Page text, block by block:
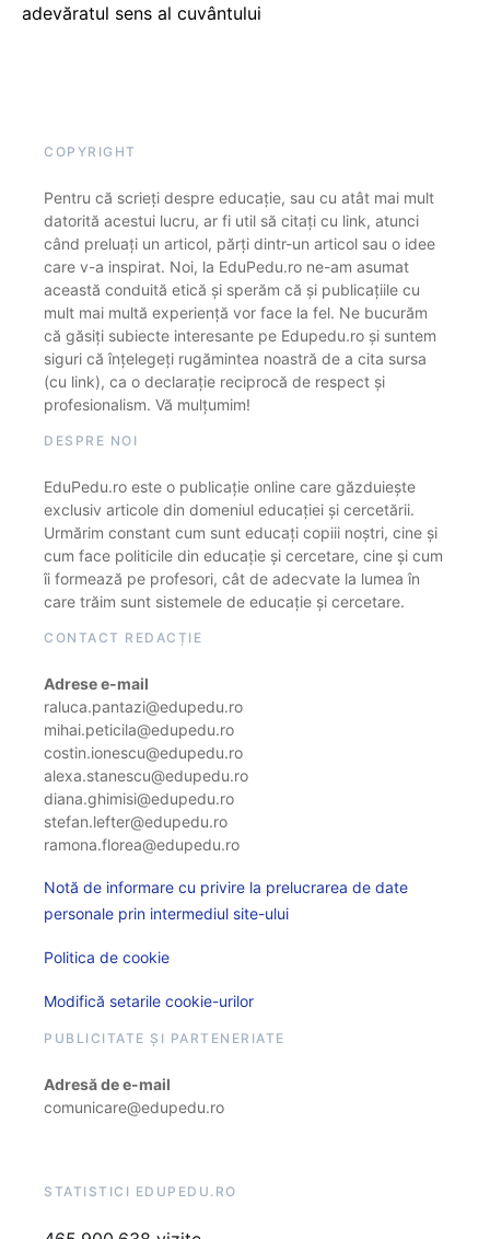
adevăratul sens al cuvântului
COPYRIGHT
Pentru că scrieți despre educație, sau cu atât mai mult
datorită acestui lucru, ar fi util să citați cu link, atunci
când preluați un articol, părți dintr-un articol sau o idee
care v-a inspirat. Noi, la EduPedu.ro ne-am asumat
această conduită etică și sperăm că și publicațiile cu
mult mai multă experiență vor face la fel. Ne bucurăm
că găsiți subiecte interesante pe Edupedu.ro și suntem
siguri că înțelegeți rugămintea noastră de a cita sursa
(cu link), ca o declarație reciprocă de respect și
profesionalism. Vă mulțumim!
DESPRE NOI
EduPedu.ro este o publicație online care găzduiește
exclusiv articole din domeniul educației și cercetării.
Urmărim constant cum sunt educați copiii noștri, cine și
cum face politicile din educație și cercetare, cine și cum
îi formează pe profesori, cât de adecvate la lumea în
care trăim sunt sistemele de educație și cercetare.
CONTACT REDACȚIE
Adrese e-mail
raluca.pantazi@edupedu.ro
mihai.peticila@edupedu.ro
costin.ionescu@edupedu.ro
alexa.stanescu@edupedu.ro
diana.ghimisi@edupedu.ro
stefan.lefter@edupedu.ro
ramona.florea@edupedu.ro
Notă de informare cu privire la prelucrarea de date
personale prin intermediul site-ului
Politica de cookie
Modifică setarile cookie-urilor
PUBLICITATE ȘI PARTENERIATE
Adresă de e-mail
comunicare@edupedu.ro
STATISTICI EDUPEDU.RO